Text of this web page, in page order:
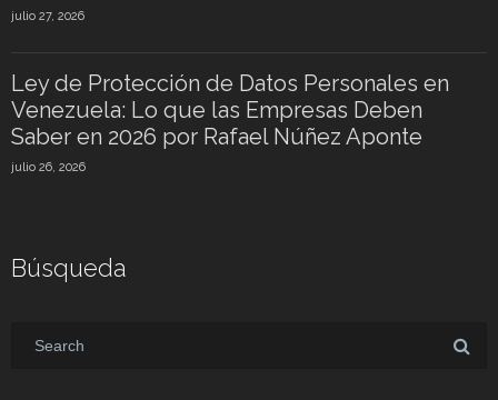
julio 27, 2026
Ley de Protección de Datos Personales en
Venezuela: Lo que las Empresas Deben
Saber en 2026 por Rafael Núñez Aponte
julio 26, 2026
Búsqueda